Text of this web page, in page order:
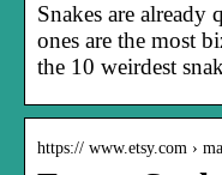
Snakes are
ones are the most
the 10 weirdest
https:// www.etsy.com ›